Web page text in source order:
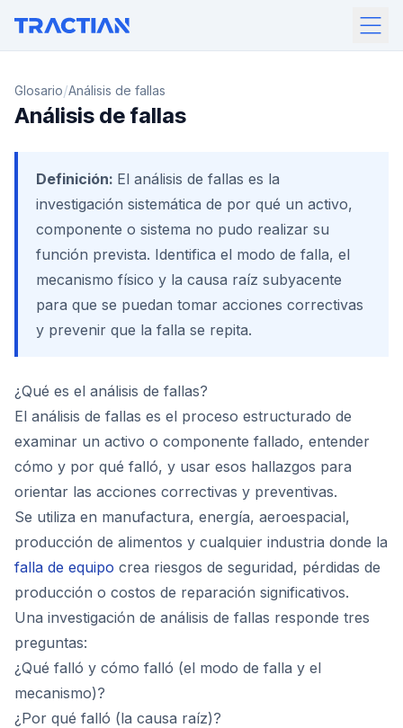
Glosario/Análisis de fallas
Análisis de fallas
Definición: El análisis de fallas es la
investigación sistemática de por qué un activo,
componente o sistema no pudo realizar su
función prevista. Identifica el modo de falla, el
mecanismo físico y la causa raíz subyacente
para que se puedan tomar acciones correctivas
y prevenir que la falla se repita.
¿Qué es el análisis de fallas?
El análisis de fallas es el proceso estructurado de
examinar un activo o componente fallado, entender
cómo y por qué falló, y usar esos hallazgos para
orientar las acciones correctivas y preventivas.
Se utiliza en manufactura, energía, aeroespacial,
producción de alimentos y cualquier industria donde la
falla de equipo crea riesgos de seguridad, pérdidas de
producción o costos de reparación significativos.
Una investigación de análisis de fallas responde tres
preguntas:
¿Qué falló y cómo falló (el modo de falla y el
mecanismo)?
¿Por qué falló (la causa raíz)?